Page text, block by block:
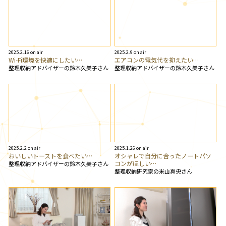
2025.2.16 on air
Wi-Fi環境を快適にしたい…
整理収納アドバイザーの鈴木久美子さん
2025.2.9 on air
エアコンの電気代を抑えたい…
整理収納アドバイザーの鈴木久美子さん
2025.2.2 on air
おいしいトーストを食べたい…
整理収納アドバイザーの鈴木久美子さん
2025.1.26 on air
オシャレで自分に合ったノートパソ
コンがほしい…
整理収納研究家の米山真央さん